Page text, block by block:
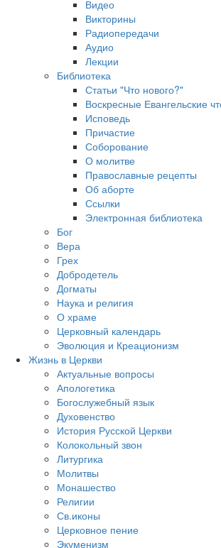
Видео
Викторины
Радиопередачи
Аудио
Лекции
Библиотека
Статьи "Что нового?"
Воскресные Евангельские
Исповедь
Причастие
Соборование
О молитве
Православные рецепты
Об аборте
Ссылки
Электронная библиотека
Бог
Вера
Грех
Добродетель
Догматы
Наука и религия
О храме
Церковный календарь
Эволюция и Креационизм
Жизнь в Церкви
Актуальные вопросы
Апологетика
Богослужебный язык
Духовенство
История Русской Церкви
Колокольный звон
Литургика
Молитвы
Монашество
Религии
Св.иконы
Церковное пение
Экуменизм